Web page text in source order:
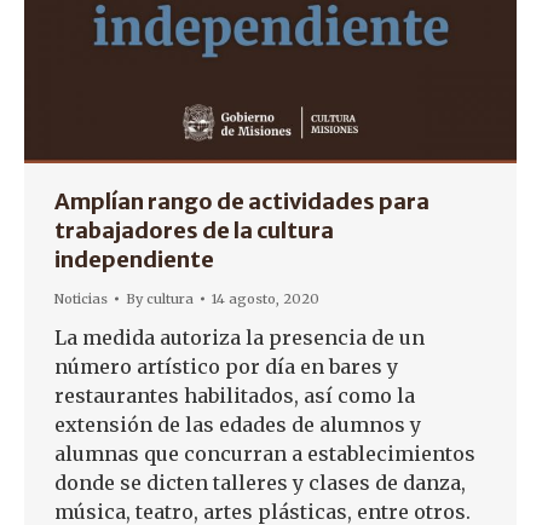
Amplían rango de actividades para
trabajadores de la cultura
independiente
Noticias Bycultura 14 agosto, 2020
La medida autoriza la presencia de un
número artístico por día en bares y
restaurantes habilitados, así como la
extensión de las edades de alumnos y
alumnas que concurran a establecimientos
donde se dicten talleres y clases de danza,
música, teatro, artes plásticas, entre otros.